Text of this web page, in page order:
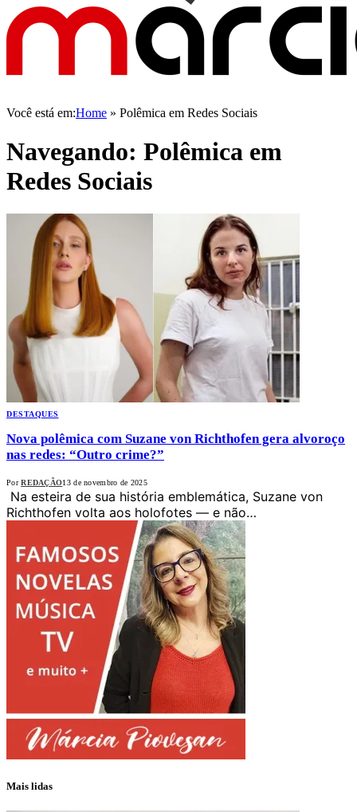
Você está em:Home » Polêmica em Redes Sociais
Navegando: Polêmica em
Redes Sociais
DESTAQUES
Nova polêmica com Suzane von Richthofen gera alvoroço
nas redes: “Outro crime?”
Por REDAÇÃO13 de novembro de 2025
Na esteira de sua história emblemática, Suzane von
Richthofen volta aos holofotes — e não…
Mais lidas